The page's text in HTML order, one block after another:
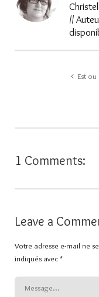
//
Est ou
1 Comments:
Leave a
Votre adresse e-mail ne
indiqués avec*